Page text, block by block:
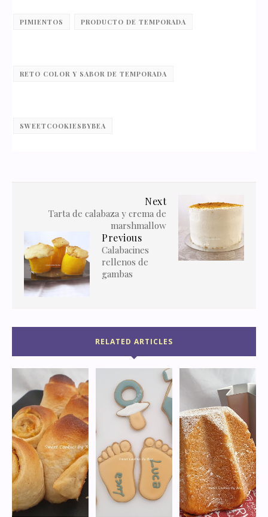
PIMIENTOS PRODUCTO DE TEMPORADA
RETO COLOR Y SABOR DE TEMPORADA
SWEETCOOKIESBYBEA
Next
Tarta de calabaza y crema de
marshmallow
Previous
Calabacines
rellenos de
gambas
RELATED ARTICLES